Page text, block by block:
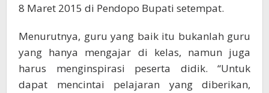
8 Maret 2015 di Pendopo Bupati setempat.
Menurutnya, guru yang baik itu bukanlah guru
yang hanya mengajar di kelas, namun juga
harus menginspirasi peserta didik. “Untuk
dapat mencintai pelajaran yang diberikan,